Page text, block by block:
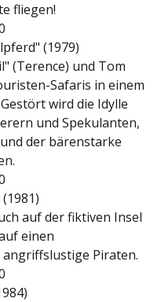
fliegen!
(1979)
(Terence) und Tom
Safaris in einem
wird die Idylle
und Spekulanten,
der bärenstarke
auf der fiktiven Insel
einen
Piraten.